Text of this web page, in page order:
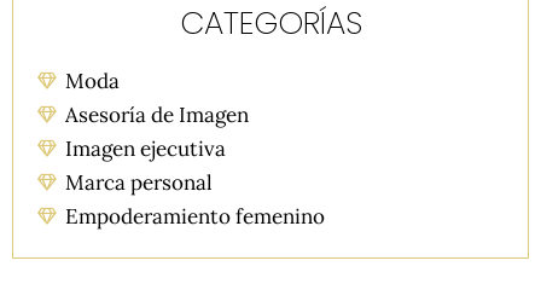
CATEGORÍAS
Moda
Asesoría de Imagen
Imagen ejecutiva
Marca personal
Empoderamiento femenino